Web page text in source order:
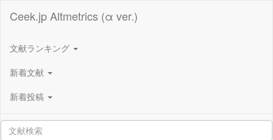
Ceek.jp Altmetrics (α ver.)
文献ランキング
新着文献
新着投稿